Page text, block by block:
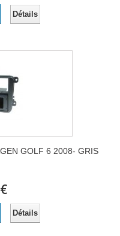
Détails
GOLF 6 2008- GRIS
Détails